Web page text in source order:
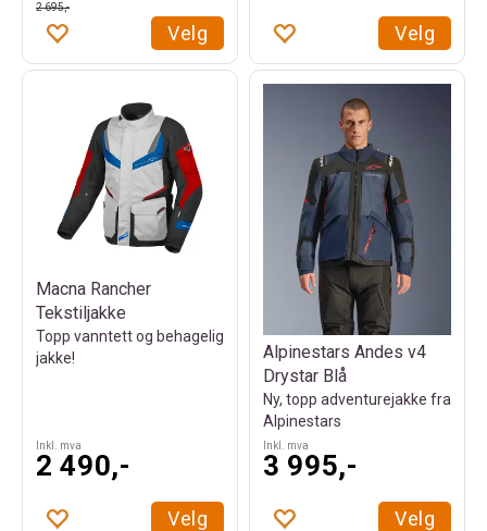
2 695,-
Velg Velg
Macna Rancher
Tekstiljakke
Topp vanntett og behagelig
jakke!
Inkl. mva
2 490,-
Velg
Alpinestars Andes v4
Drystar Blå
Ny, topp adventurejakke fra
Alpinestars
Inkl. mva
3 995,-
Velg